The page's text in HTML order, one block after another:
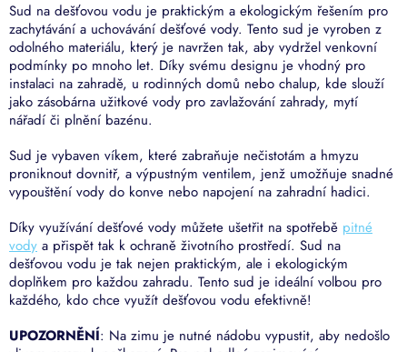
Sud na dešťovou vodu je praktickým a ekologickým řešením pro
zachytávání a uchovávání dešťové vody. Tento sud je vyroben z
odolného materiálu, který je navržen tak, aby vydržel venkovní
podmínky po mnoho let. Díky svému designu je vhodný pro
instalaci na zahradě, u rodinných domů nebo chalup, kde slouží
jako zásobárna užitkové vody pro zavlažování zahrady, mytí
nářadí či plnění bazénu.
Sud je vybaven víkem, které zabraňuje nečistotám a hmyzu
proniknout dovnitř, a výpustným ventilem, jenž umožňuje snadné
vypouštění vody do konve nebo napojení na zahradní hadici.
Díky využívání dešťové vody můžete ušetřit na spotřebě pitné
vody a přispět tak k ochraně životního prostředí. Sud na
dešťovou vodu je tak nejen praktickým, ale i ekologickým
doplňkem pro každou zahradu. Tento sud je ideální volbou pro
každého, kdo chce využít dešťovou vodu efektivně!
UPOZORNĚNÍ: Na zimu je nutné nádobu vypustit, aby nedošlo